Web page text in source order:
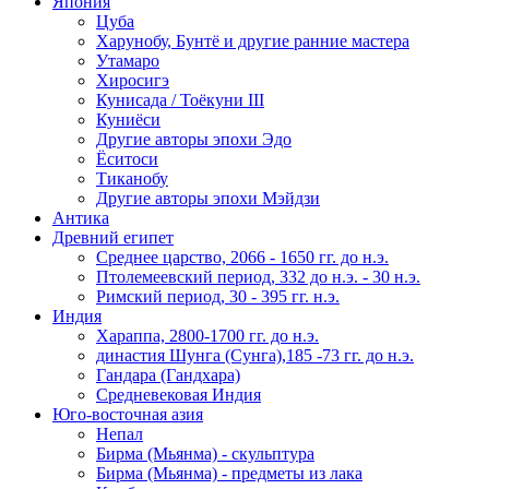
Цуба
Харунобу, Бунтё и другие ранние мастера
Утамаро
Хиросигэ
Кунисада / Тоёкуни III
Куниёси
Другие авторы эпохи Эдо
Ёситоси
Тиканобу
Другие авторы эпохи Мэйдзи
Антика
Древний египет
Среднее царство, 2066 - 1650 гг. до н.э.
Птолемеевский период, 332 до н.э. - 30 н.э.
Римский период, 30 - 395 гг. н.э.
Индия
Хараппа, 2800-1700 гг. до н.э.
династия Шунга (Сунга),185 -73 гг. до н.э.
Гандара (Гандхара)
Средневековая Индия
Юго-восточная азия
Непал
Бирма (Мьянма) - скульптура
Бирма (Мьянма) - предметы из лака